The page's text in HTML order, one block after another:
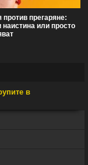
прегаряне:
наистина или просто
в